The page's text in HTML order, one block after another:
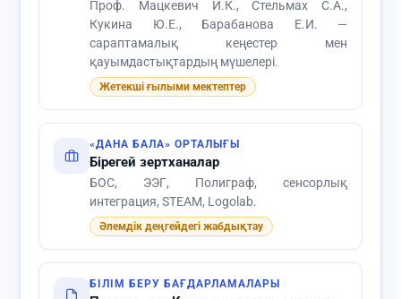
Проф. Мацкевич И.К., Стельмах С.А.,
Кукина Ю.Е., Барабанова Е.И. —
сараптамалық кеңестер мен
қауымдастықтардың мүшелері.
Жетекші ғылыми мектептер
«ДАНА БАЛА» ОРТАЛЫҒЫ
Бірегей зертханалар
БОС, ЭЭГ, Полиграф, сенсорлық
интеграция, STEAM, Logolab.
Әлемдік деңгейдегі жабдықтау
БІЛІМ БЕРУ БАҒДАРЛАМАЛАРЫ